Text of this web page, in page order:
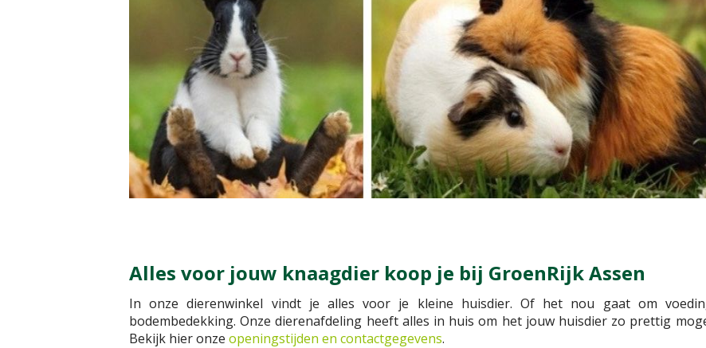
Alles voor jouw knaagdier koop je bij GroenRijk Assen
In onze dierenwinkel vindt je alles voor je kleine huisdier. Of het nou gaat om
bodembedekking. Onze dierenafdeling heeft alles in huis om het jouw huisdier zo prettig
Bekijk hier onze openingstijden en contactgegevens.